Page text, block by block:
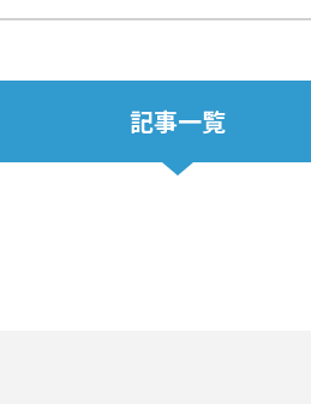
記事一覧